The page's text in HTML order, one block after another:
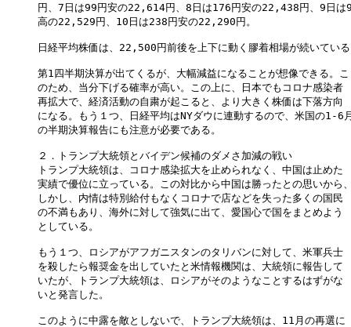
円、7日は99円安の22,614円、8日は176円安の22,438円、9日は
高の22,529円、10日は238円安の22,290円。
日経平均株価は、22,500円前後を上下に動く膠着相場が続いてい
第1四半期決算が出てくるが、大幅減益になることが想像できる。こ
のため、当分下げる確率が高い。この上に、日本でもコロナ感染者
再拡大で、経済活動の自粛が起こると、より大きく株価は下落方向
になる。もう１つ、日経平均はNYダウに連動するので、米国の1-6
の半期決算報告にも注意が必要である。
２．トランプ大統領とバイデン候補のダメさ加減の戦い
トランプ大統領は、コロナ感染拡大を止められなく、中国は止めた
実績で優位に立っている。この対比から中国は勝ったとの思いから
しかし、内情は特別給付もなくコロナで店などを失った多くの国民
の不満もあり、海外に対して強気に出て、愛国心で国をまとめよう
としている。
もう１つ、ロシアがアフガニスタンのタリバンに対して、米軍兵士
を殺したら報奨金を出していたと米情報機関は、大統領に報告して
いたが、トランプ大統領は、ロシアがそのようなことするはずがな
いと発言した。
このように中露を敵としないで、トランプ大統領は、11月の再選に